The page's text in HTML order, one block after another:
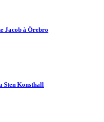
Jacob à Örebro
Sten Konsthall